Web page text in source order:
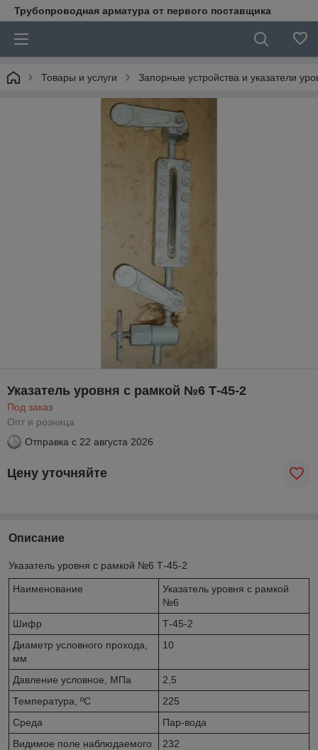
Трубопроводная арматура от первого поставщика
Товары и услуги Запорные устройства и указатели
Указатель уровня с рамкой №6 Т-45-2
Под заказ
Опт и розница
Отправка с 22 августа 2026
Цену уточняйте
Описание
Указатель уровня с рамкой №6 Т-45-2
Наименование
Указатель уровня с рамкой
№6
Шифр
Т-45-2
Диаметр условного прохода,
мм
10
Давление условное, МПа
2,5
Температура, ºС
225
Среда
Пар-вода
Видимое поле наблюдаемого
232